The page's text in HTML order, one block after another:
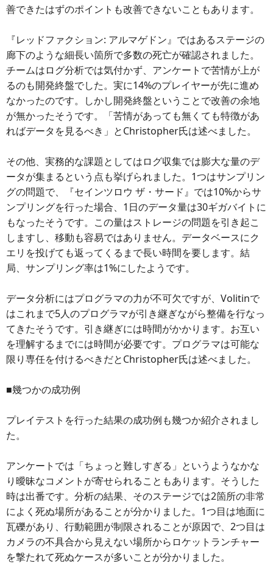
善できたはずのポイントも改善できないこともあります。
『レッドファクション: アルマゲドン』ではあるステージの
廊下のような細長い箇所で多数の死亡が確認されました。
チームはログ分析では気付かず、アンケートで苦情が上が
るのも開発終盤でした。実に14%のプレイヤーが先に進め
なかったのです。しかし開発終盤ということで改善の余地
が無かったそうです。「苦情があっても無くても特徴があ
ればデータを見るべき」とChristopher氏は述べました。
その他、実務的な課題としてはログ収集では膨大な量のデ
ータが集まるという点も挙げられました。1つはサンプリン
グの問題で、『セインツロウ ザ・サード』では10%からサ
ンプリングを行った場合、1日のデータ量は30ギガバイトに
もなったそうです。この量はストレージの問題を引き起こ
しますし、移動も容易ではありません。データベースにク
エリを投げても返ってくるまで長い時間を要します。結
局、サンプリング率は1%にしたようです。
データ分析にはプログラマの力が不可欠ですが、Volitinで
はこれまで5人のプログラマが引き継ぎながら整備を行なっ
てきたそうです。引き継ぎには時間がかかります。お互い
を理解するまでには時間が必要です。プログラマは可能な
限り専任を付けるべきだとChristopher氏は述べました。
■幾つかの成功例
プレイテストを行った結果の成功例も幾つか紹介されまし
た。
アンケートでは「ちょっと難しすぎる」というようなかな
り曖昧なコメントが寄せられることもあります。そうした
時は出番です。分析の結果、そのステージでは2箇所の非常
によく死ぬ場所があることが分かりました。1つ目は地面に
瓦礫があり、行動範囲が制限されることが原因で、2つ目は
カメラの不具合から見えない場所からロケットランチャー
を撃たれて死ぬケースが多いことが分かりました。